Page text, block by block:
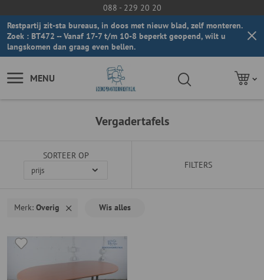
088 - 229 20 20
Restpartij zit-sta bureaus, in doos met nieuw blad, zelf monteren.
Zoek : BT472 -- Vanaf 17-7 t/m 10-8 beperkt geopend, wilt u
langskomen dan graag even bellen.
MENU
Vergadertafels
SORTEER OP
FILTERS
Merk Overig Wis alles